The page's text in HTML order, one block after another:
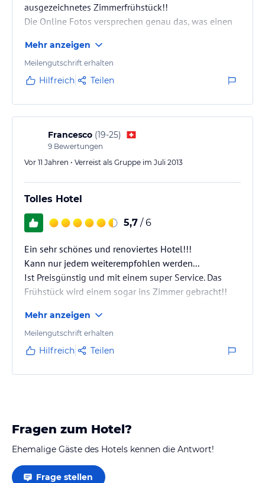
ausgezeichnetes Zimmerfrühstück!!
Die Online Fotos versprechen genau das, was einen
Mehr anzeigen
Meilengutschrift erhalten
Hilfreich Teilen
Francesco (19-25)
9 Bewertungen
Vor 11 Jahren • Verreist als Gruppe im Juli 2013
Tolles Hotel
5,7 / 6
Ein sehr schönes und renoviertes Hotel!!!
Kann nur jedem weiterempfohlen werden...
Ist Preisgünstig und mit einem super Service. Das
Frühstück wird einem sogar ins Zimmer gebracht!!
Mehr anzeigen
Meilengutschrift erhalten
Hilfreich Teilen
Fragen zum Hotel?
Ehemalige Gäste des Hotels kennen die Antwort!
Frage stellen